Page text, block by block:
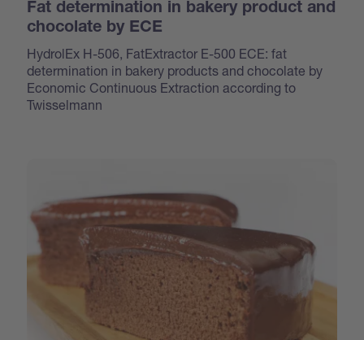
Fat determination in bakery product and
chocolate by ECE
HydrolEx H-506, FatExtractor E-500 ECE: fat
determination in bakery products and chocolate by
Economic Continuous Extraction according to
Twisselmann